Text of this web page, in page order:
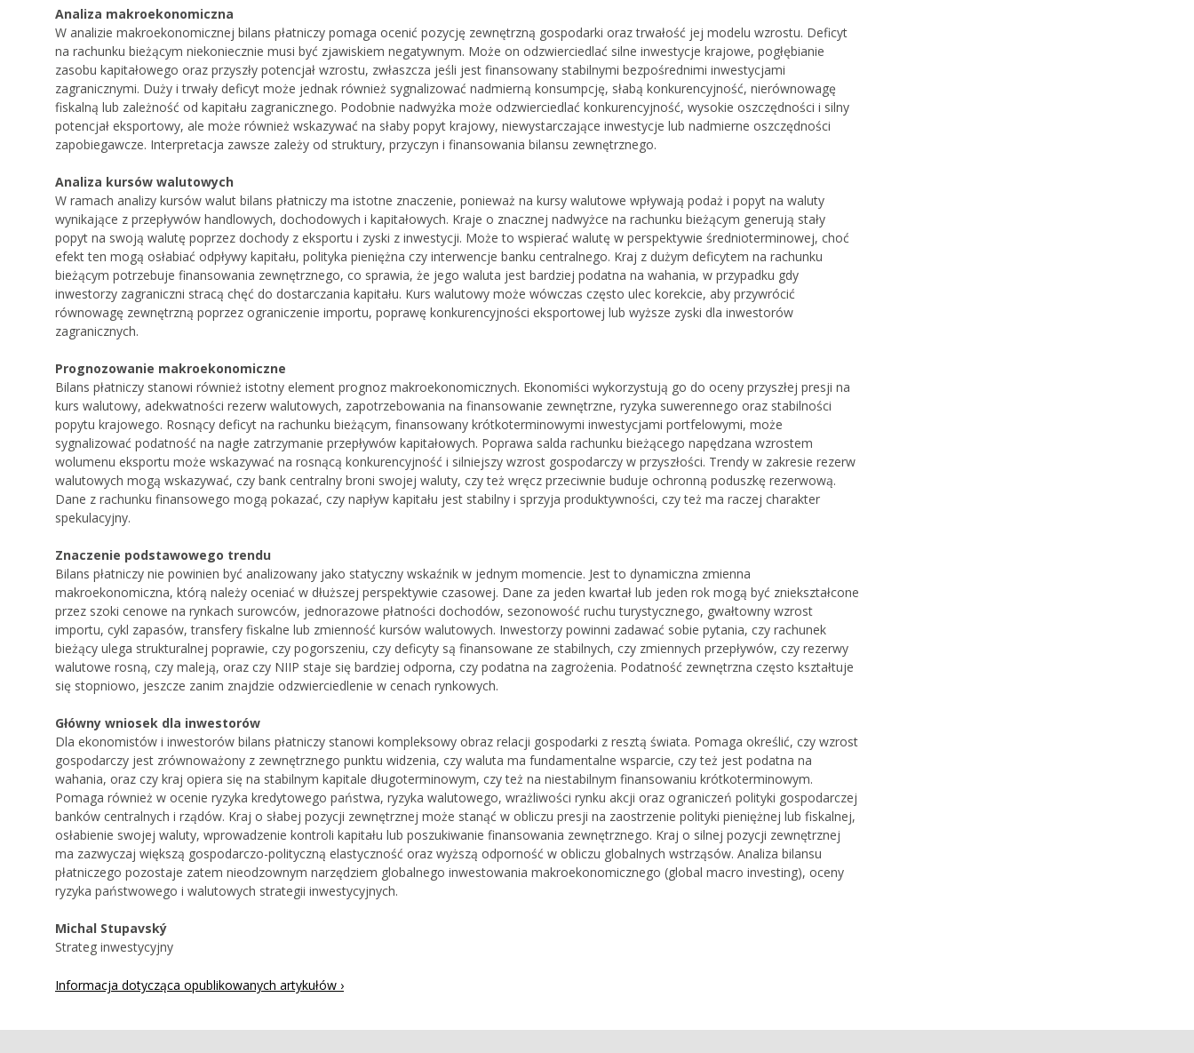
Analiza makroekonomiczna
W analizie makroekonomicznej bilans płatniczy pomaga ocenić pozycję zewnętrzną gospodarki oraz trwałość jej modelu wzrostu. Deficyt
na rachunku bieżącym niekoniecznie musi być zjawiskiem negatywnym. Może on odzwierciedlać silne inwestycje krajowe, pogłębianie
zasobu kapitałowego oraz przyszły potencjał wzrostu, zwłaszcza jeśli jest finansowany stabilnymi bezpośrednimi inwestycjami
zagranicznymi. Duży i trwały deficyt może jednak również sygnalizować nadmierną konsumpcję, słabą konkurencyjność, nierównowagę
fiskalną lub zależność od kapitału zagranicznego. Podobnie nadwyżka może odzwierciedlać konkurencyjność, wysokie oszczędności i silny
potencjał eksportowy, ale może również wskazywać na słaby popyt krajowy, niewystarczające inwestycje lub nadmierne oszczędności
zapobiegawcze. Interpretacja zawsze zależy od struktury, przyczyn i finansowania bilansu zewnętrznego.
Analiza kursów walutowych
W ramach analizy kursów walut bilans płatniczy ma istotne znaczenie, ponieważ na kursy walutowe wpływają podaż i popyt na waluty
wynikające z przepływów handlowych, dochodowych i kapitałowych. Kraje o znacznej nadwyżce na rachunku bieżącym generują stały
popyt na swoją walutę poprzez dochody z eksportu i zyski z inwestycji. Może to wspierać walutę w perspektywie średnioterminowej, choć
efekt ten mogą osłabiać odpływy kapitału, polityka pieniężna czy interwencje banku centralnego. Kraj z dużym deficytem na rachunku
bieżącym potrzebuje finansowania zewnętrznego, co sprawia, że jego waluta jest bardziej podatna na wahania, w przypadku gdy
inwestorzy zagraniczni stracą chęć do dostarczania kapitału. Kurs walutowy może wówczas często ulec korekcie, aby przywrócić
równowagę zewnętrzną poprzez ograniczenie importu, poprawę konkurencyjności eksportowej lub wyższe zyski dla inwestorów
zagranicznych.
Prognozowanie makroekonomiczne
Bilans płatniczy stanowi również istotny element prognoz makroekonomicznych. Ekonomiści wykorzystują go do oceny przyszłej presji na
kurs walutowy, adekwatności rezerw walutowych, zapotrzebowania na finansowanie zewnętrzne, ryzyka suwerennego oraz stabilności
popytu krajowego. Rosnący deficyt na rachunku bieżącym, finansowany krótkoterminowymi inwestycjami portfelowymi, może
sygnalizować podatność na nagłe zatrzymanie przepływów kapitałowych. Poprawa salda rachunku bieżącego napędzana wzrostem
wolumenu eksportu może wskazywać na rosnącą konkurencyjność i silniejszy wzrost gospodarczy w przyszłości. Trendy w zakresie rezerw
walutowych mogą wskazywać, czy bank centralny broni swojej waluty, czy też wręcz przeciwnie buduje ochronną poduszkę rezerwową.
Dane z rachunku finansowego mogą pokazać, czy napływ kapitału jest stabilny i sprzyja produktywności, czy też ma raczej charakter
spekulacyjny.
Znaczenie podstawowego trendu
Bilans płatniczy nie powinien być analizowany jako statyczny wskaźnik w jednym momencie. Jest to dynamiczna zmienna
makroekonomiczna, którą należy oceniać w dłuższej perspektywie czasowej. Dane za jeden kwartał lub jeden rok mogą być zniekształcone
przez szoki cenowe na rynkach surowców, jednorazowe płatności dochodów, sezonowość ruchu turystycznego, gwałtowny wzrost
importu, cykl zapasów, transfery fiskalne lub zmienność kursów walutowych. Inwestorzy powinni zadawać sobie pytania, czy rachunek
bieżący ulega strukturalnej poprawie, czy pogorszeniu, czy deficyty są finansowane ze stabilnych, czy zmiennych przepływów, czy rezerwy
walutowe rosną, czy maleją, oraz czy NIIP staje się bardziej odporna, czy podatna na zagrożenia. Podatność zewnętrzna często kształtuje
się stopniowo, jeszcze zanim znajdzie odzwierciedlenie w cenach rynkowych.
Główny wniosek dla inwestorów
Dla ekonomistów i inwestorów bilans płatniczy stanowi kompleksowy obraz relacji gospodarki z resztą świata. Pomaga określić, czy wzrost
gospodarczy jest zrównoważony z zewnętrznego punktu widzenia, czy waluta ma fundamentalne wsparcie, czy też jest podatna na
wahania, oraz czy kraj opiera się na stabilnym kapitale długoterminowym, czy też na niestabilnym finansowaniu krótkoterminowym.
Pomaga również w ocenie ryzyka kredytowego państwa, ryzyka walutowego, wrażliwości rynku akcji oraz ograniczeń polityki gospodarczej
banków centralnych i rządów. Kraj o słabej pozycji zewnętrznej może stanąć w obliczu presji na zaostrzenie polityki pieniężnej lub fiskalnej,
osłabienie swojej waluty, wprowadzenie kontroli kapitału lub poszukiwanie finansowania zewnętrznego. Kraj o silnej pozycji zewnętrznej
ma zazwyczaj większą gospodarczo-polityczną elastyczność oraz wyższą odporność w obliczu globalnych wstrząsów. Analiza bilansu
płatniczego pozostaje zatem nieodzownym narzędziem globalnego inwestowania makroekonomicznego (global macro investing), oceny
ryzyka państwowego i walutowych strategii inwestycyjnych.
Michal Stupavský
Strateg inwestycyjny
Informacja dotycząca opublikowanych artykułów ›